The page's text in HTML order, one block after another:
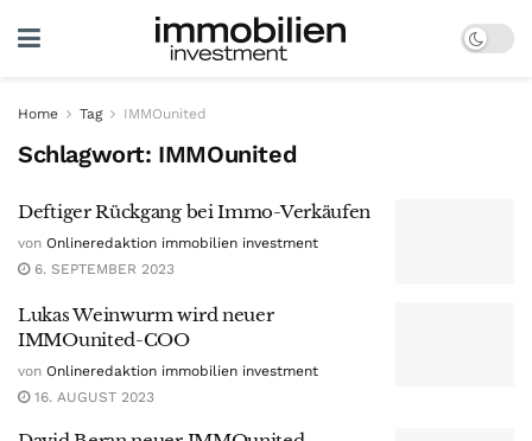
Home Tag IMMOunited
Schlagwort: IMMOunited
Deftiger Rückgang bei Immo-Verkäufen
von Onlineredaktion immobilien investment
6. SEPTEMBER 2023
Lukas Weinwurm wird neuer
IMMOunited-COO
von Onlineredaktion immobilien investment
16. AUGUST 2023